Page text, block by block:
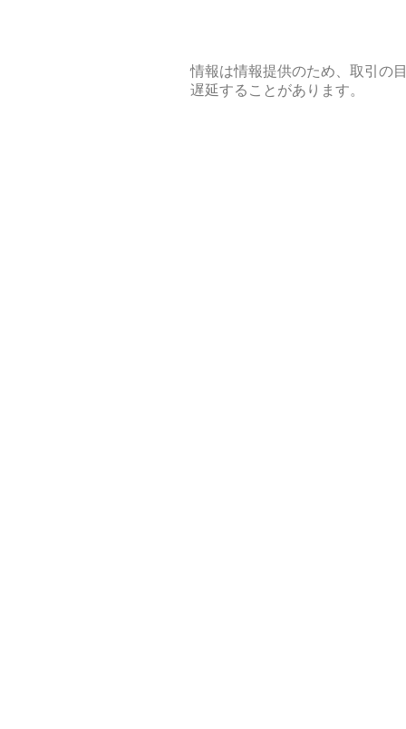
情報は情報提供のため、取引の
遅延することがあります。